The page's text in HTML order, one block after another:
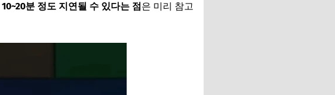
10~20분 정도 지연될 수 있다는 점은 미리 참고